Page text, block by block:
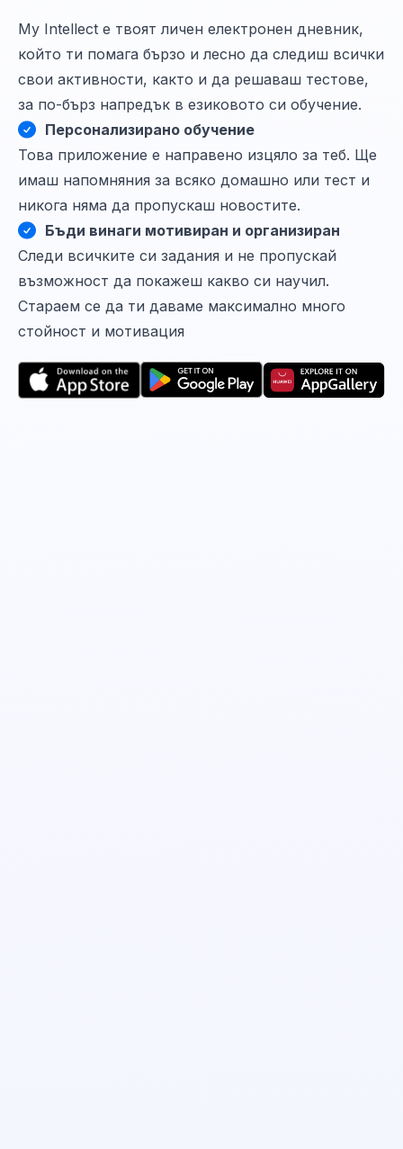
My Intellect е твоят личен електронен дневник,
който ти помага бързо и лесно да следиш всички
свои активности, както и да решаваш тестове,
за по-бърз напредък в езиковото си обучение.
Персонализирано обучение
Това приложение е направено изцяло за теб. Ще
имаш напомняния за всяко домашно или тест и
никога няма да пропускаш новостите.
Бъди винаги мотивиран и организиран
Следи всичките си задания и не пропускай
възможност да покажеш какво си научил.
Стараем се да ти даваме максимално много
стойност и мотивация